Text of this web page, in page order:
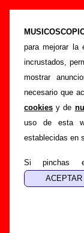
para mejorar la
incrustados,
mostrar
necesario que
cookies y de
uso de esta
establecidas en
Si pinchas
“Cosmos
2020) - Love
Portada >Love Of
Cosmos
Esta página
sobre eldisco
Love Of
incluidas en el
otros tipos de
los datos
grabación de